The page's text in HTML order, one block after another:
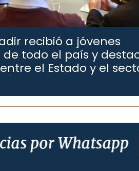
recibió a jóvenes
todo el país y
el Estado y el